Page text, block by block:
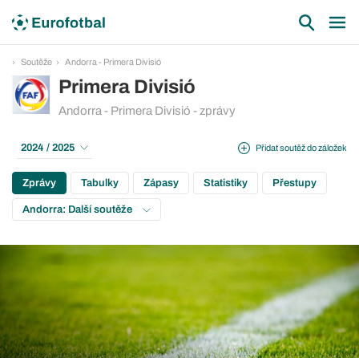
Soutěže Andorra - Primera Divisió
Primera Divisió
Andorra - Primera Divisió - zprávy
Přidat soutěž do záložek
2024 / 2025
Zprávy Tabulky Zápasy Statistiky Přestupy
Andorra: Další soutěže